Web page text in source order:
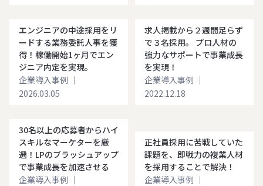
エンジニアの中途採用をリ
ードする業務委託人事を獲
得！稼働開始1ヶ月でエン
ジニア内定を実現。
企業導入事例 ｜
2026.03.05
求人掲載から２週間足らず
で３名採用。 プロ人材の
強力なサポートで事業成長
を実現！
企業導入事例 ｜
2022.12.18
30名以上の応募者からハイ
スキルなマーケターを厳
選！LPのブラッシュアップ
で事業成長を加速させる
企業導入事例 ｜
正社員採用に苦戦していた
課題を、即戦力の複業人材
を採用することで解決！
企業導入事例 ｜